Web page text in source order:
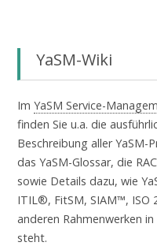
YaSM-Wiki
ImYaSM Service-
finden Sie u.a. die
Beschreibung aller YaSM-
das YaSM-Glossar, die
sowie Details dazu, wie
ITIL®, FitSM, SIAM™, ISO
anderen Rahmenwerken
steht.